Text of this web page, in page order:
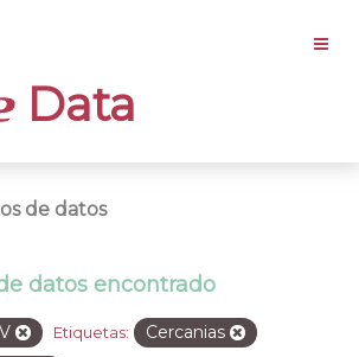
Data
de datos
datos encontrado
Etiquetas:
Cercanias